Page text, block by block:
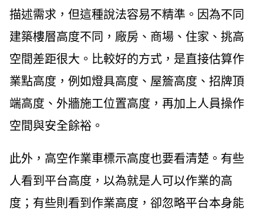
描述需求，但這種說法容易不精準。因為不同
建築樓層高度不同，廠房、商場、住家、挑高
空間差距很大。比較好的方式，是直接估算作
業點高度，例如燈具高度、屋簷高度、招牌頂
端高度、外牆施工位置高度，再加上人員操作
空間與安全餘裕。
此外，高空作業車標示高度也要看清楚。有些
人看到平台高度，以為就是人可以作業的高
度；有些則看到作業高度，卻忽略平台本身能